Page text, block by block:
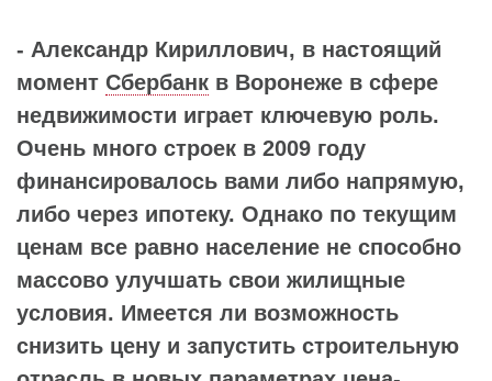
- Александр Кириллович, в настоящий
момент Сбербанк в Воронеже в сфере
недвижимости играет ключевую роль.
Очень много строек в 2009 году
финансировалось вами либо напрямую,
либо через ипотеку. Однако по текущим
ценам все равно население не способно
массово улучшать свои жилищные
условия. Имеется ли возможность
снизить цену и запустить строительную